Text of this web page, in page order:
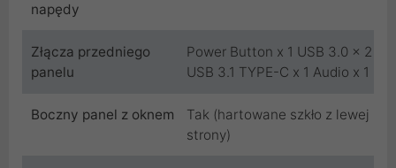
napędy
Złącza przedniego
panelu
Power Button x 1 USB 3.0 x 2
USB 3.1 TYPE-C x 1 Audio x 1
Boczny panel z oknem
Tak (hartowane szkło z lewej
strony)